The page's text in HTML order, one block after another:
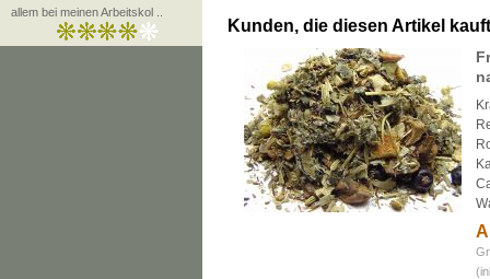
allem bei meinen Arbeitskol ..
Kunden, die diesen Artikel